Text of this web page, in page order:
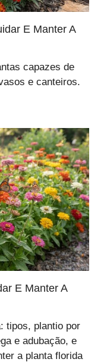
E Manter A
capazes de
e canteiros.
E Manter A
tipos, plantio por
e adubação, e
a planta florida